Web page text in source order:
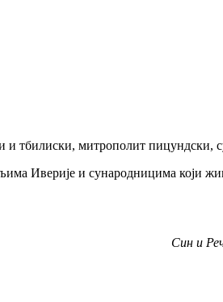
и тбилиски, митрополит пицундски,
Иверије и сународницима који
Син и